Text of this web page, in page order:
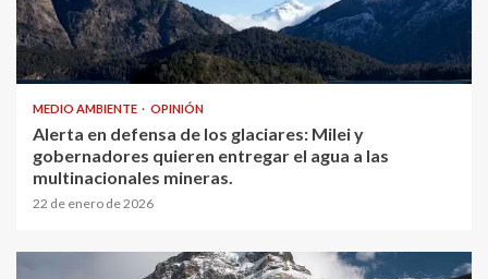
MEDIO AMBIENTE OPINIÓN
Alerta en defensa de los glaciares: Milei y
gobernadores quieren entregar el agua a las
multinacionales mineras.
22 de enero de 2026